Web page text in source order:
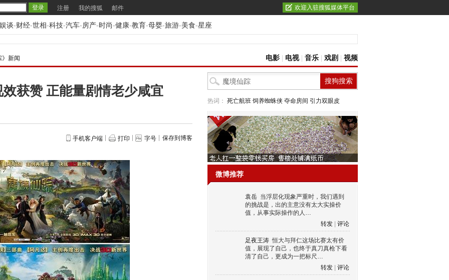
注册 我的搜狐 邮件 欢迎入驻搜狐媒体平台
娱谈-财经-世相-科技-汽车-房产-时尚-健康-教育-母婴-旅游-美食-星座
》新闻 电影 电视| 音乐 戏剧 视频
获赞 正能量剧情老少咸宜
手机客户端 打印 字号 保存到博客
热词： 死亡航班 饲养蜘蛛侠 夺命房间 引力双眼皮
微博推荐
袁岳 当浮层化现象严重时，我们遇到
的挑战是，出的主意没有太大实操价
值，从事实际操作的人…
转发
评论
足夜王涛 恒大与拜仁这场比赛太有价
值，展现了自己，也终于真刀真枪下看
清了自己，更成为一把标尺…
转发
评论